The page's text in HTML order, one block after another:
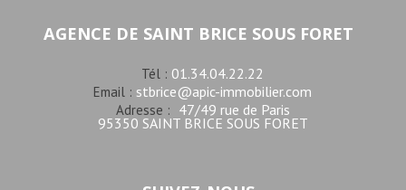
AGENCE DE SAINT BRICE SOUS FORET
Tél : 01.34.04.22.22
Email : stbrice@apic-immobilier.com
Adresse : 47/49 rue de Paris
95350 SAINT BRICE SOUS FORET